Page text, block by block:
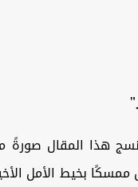
هذا المقال صورةً
بخيط الأمل